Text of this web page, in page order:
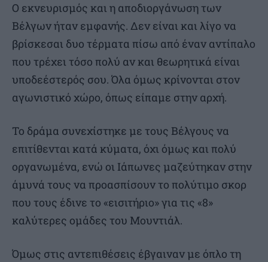
Ο εκνευρισμός και η αποδιοργάνωση των
Βέλγων ήταν εμφανής. Δεν είναι και λίγο να
βρίσκεσαι δυο τέρματα πίσω από έναν αντίπαλο
που τρέχει τόσο πολύ αν και θεωρητικά είναι
υποδεέστερός σου. Όλα όμως κρίνονται στον
αγωνιστικό χώρο, όπως είπαμε στην αρχή.
Το δράμα συνεχίστηκε με τους Βέλγους να
επιτίθενται κατά κύματα, όχι όμως και πολύ
οργανωμένα, ενώ οι Ιάπωνες μαζεύτηκαν στην
άμυνά τους να προασπίσουν το πολύτιμο σκορ
που τους έδινε το «εισιτήριο» για τις «8»
καλύτερες ομάδες του Μουντιάλ.
Όμως στις αντεπιθέσεις έβγαιναν με όπλο τη